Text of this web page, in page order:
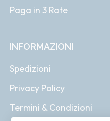
Paga in 3 Rate
INFORMAZIONI
Spedizioni
Privacy Policy
Termini & Condizioni